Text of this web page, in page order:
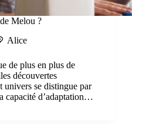
Melou ?
Alice
de plus en plus de
découvertes
univers se distingue par
capacité d’adaptation…